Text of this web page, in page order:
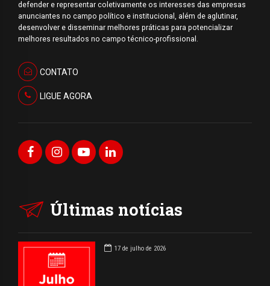
defender e representar coletivamente os interesses das empresas
anunciantes no campo político e institucional, além de aglutinar,
desenvolver e disseminar melhores práticas para potencializar
melhores resultados no campo técnico-profissional.
CONTATO
LIGUE AGORA
Últimas notícias
17 de julho de 2026